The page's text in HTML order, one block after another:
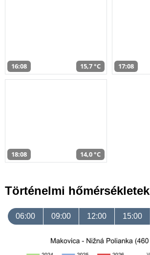
16:08 15,7 °C 17:08
18:08 14,0 °C
Történelmi hőmérsékletek
06:00 09:00 12:00 15:00